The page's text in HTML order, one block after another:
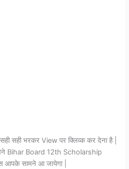
सही भरकर View पर क्लिव्क कर देना है |
Bihar Board 12th Scholarship
आपके सामने आ जायेगा |